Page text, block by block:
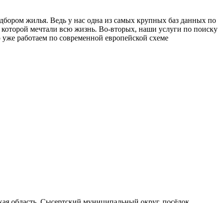
жилья. Ведь у нас одна из самых крупных баз данных по
мечтали всю жизнь. Во-вторых, наши услуги по поиску
работаем по современной европейской схеме